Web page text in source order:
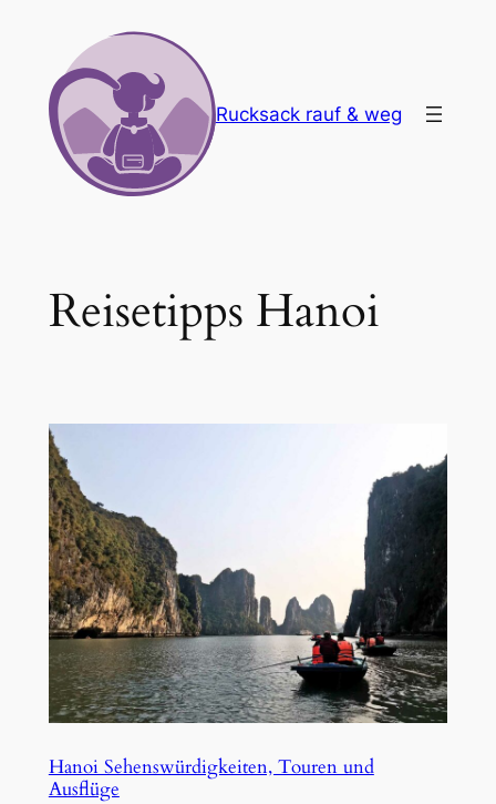
springen
Rucksack rauf & weg
Reisetipps Hanoi
Hanoi Sehenswürdigkeiten, Touren und
Ausflüge